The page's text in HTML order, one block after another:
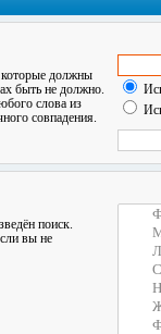
которые должны
быть не должно.
слова из
совпадения.
поиск.
вы не